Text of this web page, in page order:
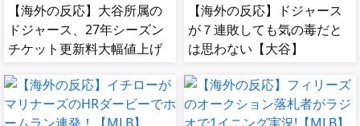
【海外の反応】大谷所属の
ドジャース、27年シーズン
チケット更新料大幅値上げ
【海外の反応】ドジャース
が７連敗しても気の毒だと
は思わない【大谷】